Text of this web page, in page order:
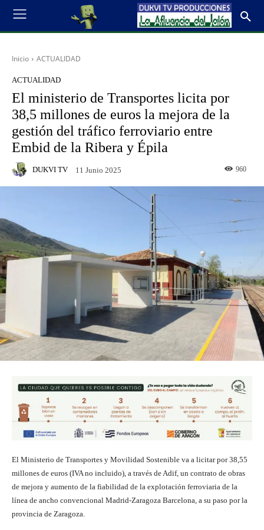
Inicio ACTUALIDAD
ACTUALIDAD
El ministerio de Transportes licita por
38,5 millones de euros la mejora de la
gestión del tráfico ferroviario entre
Embid de la Ribera y Épila
DUKVI TV 11 Junio 2025 960
El Ministerio de Transportes y Movilidad Sostenible va a licitar por 38,55
millones de euros (IVA no incluido), a través de Adif, un contrato de obras
de mejora y aumento de la fiabilidad de la explotación ferroviaria de la
línea de ancho convencional Madrid-Zaragoza Barcelona, a su paso por la
provincia de Zaragoza.